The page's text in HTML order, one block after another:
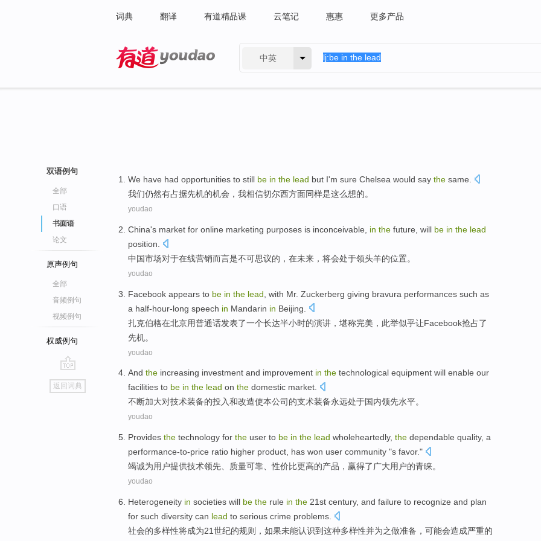
词典 翻译 有道精品课 云笔记 惠惠 更多产品
中英
双语例句
全部
口语
书面语
论文
原声例句
全部
音频例句
视频例句
权威例句
go
top
返回词典
We have had opportunities to still be in the lead but I'm sure Chelsea would say the same
我们仍然有占据先机的机会 ， 我相信切尔西方面同样是这么想的。
youdao
China's market for online marketing purposes is inconceivable in the future will be in the lead
position
中国市场对于在线营销而言是不可思议的， 在未来 ， 将会处于领头羊的位置。
youdao
Facebook appears to be in the lead with Mr. Zuckerberg giving bravura performances such as
a half-hour-long speech in Mandarin in Beijing
扎克伯格在北京用普通话发表了一个长达半小时的演讲 ，堪称完美，此举似乎让Facebook抢占了
先机。
youdao
And the increasing investment and improvement in the technological equipment will enable our
facilities to be in the lead on the domestic market.
不断加大对技术装备的投入和改造使本公司 的支术装备永远处于国内领先水平。
youdao
Provides the technology for the user to be in the lead wholeheartedly, the dependable quality, a
performance-to-price ratio higher product has won user community "s favor."
竭诚为用户提供技术领先 质量可靠 、性价比更高的产品 ，赢得了 广大用户的青睐。
youdao
Heterogeneity in societies will be the rule in the 21st century, and failure to recognize and plan
for such diversity can lead to serious crime problems
社会的多样性将成为21世纪的规则 ， 如果未能认识到这种多样性并为之做准备， 可能会造成严重的